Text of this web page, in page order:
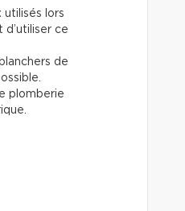
utilisés lors
ce
de
plomberie